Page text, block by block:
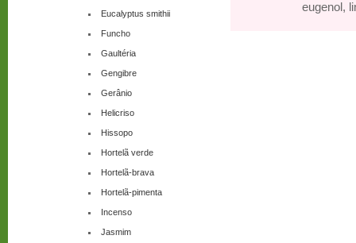
Eucalyptus smithii
Funcho
Gaultéria
Gengibre
Gerânio
Helicriso
Hissopo
Hortelã verde
Hortelã-brava
Hortelã-pimenta
Incenso
Jasmim
eugenol,